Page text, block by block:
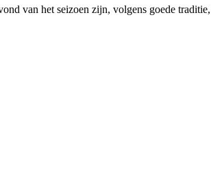
van het seizoen zijn, volgens goede